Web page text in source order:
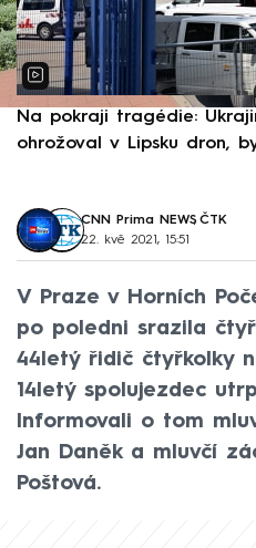
Na pokraji tragédie:
ohrožoval v Lipsku dron,
CNN Prima NEWS, ČTK
22. kvě 2021, 15:51
V Praze v Horních
po poledni srazila
44letý řidič čtyřkolky
14letý spolujezdec
Informovali o tom
Jan Daněk a mluvčí
Poštová.